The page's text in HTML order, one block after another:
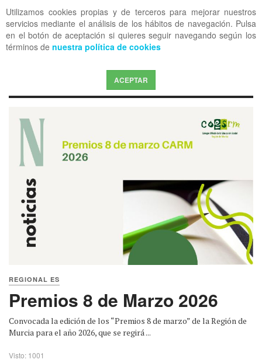
Utilizamos cookies propias y de terceros para mejorar nuestros
servicios mediante el análisis de los hábitos de navegación. Pulsa
en el botón de aceptación si quieres seguir navegando según los
términos de nuestra política de cookies
ACEPTAR
OFF CANVAS
REGIONAL ES
Premios 8 de Marzo 2026
Convocada la edición de los “Premios 8 de marzo” de la Región de
Murcia para el año 2026, que se regirá ...
Visto: 1001